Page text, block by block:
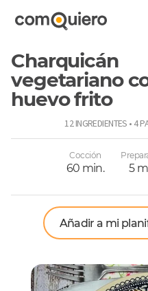
Charquicán
vegetariano
huevo frito
12 INGREDIENTES • 4
Cocción
60 min. 5
Añadir a mi